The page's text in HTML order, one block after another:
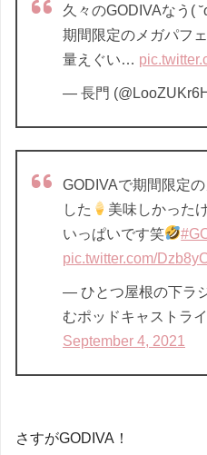
久々のGODIVAなう(
期間限定のメガパフェ
量えぐい…
— 長門
GODIVAで期間限定
した
美味しかった
いっぱいです笑
pic.twitter.com/
— ひとつ屋根の下ラ
むポッドキャストラ
September 4, 2021
さすがGODIVA！